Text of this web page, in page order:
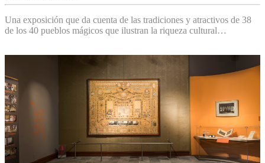
Una exposición que da cuenta de las tradiciones y atractivos de 38
de los 40 pueblos mágicos que ilustran la riqueza cultural…